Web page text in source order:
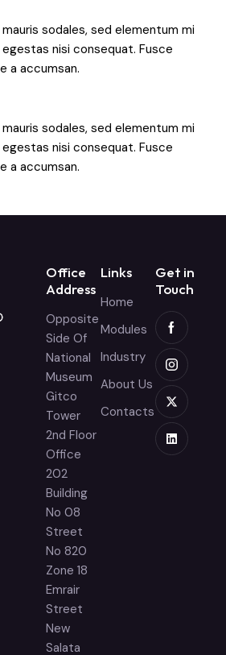
sodales, sed elementum mi
nisi consequat. Fusce
a accumsan.
sodales, sed elementum mi
nisi consequat. Fusce
a accumsan.
Office
Address
Opposite
Side Of
National
Museum
Gitco
Tower
2nd Floor
Office
202
Building
No 08
Street
No 820
Zone 18
Emrair
Street
New
Salata
Links
Home
Modules
Industry
About Us
Contacts
Get in
Touch